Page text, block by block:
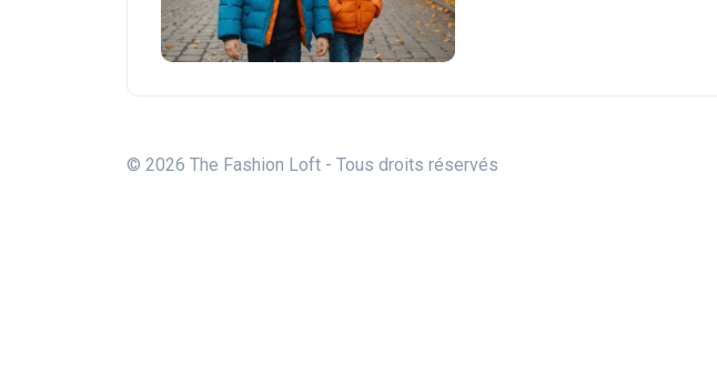
© 2026 The Fashion Loft - Tous droits réservés